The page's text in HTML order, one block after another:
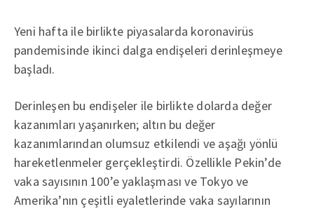
Yeni hafta ile birlikte piyasalarda koronavirüs
pandemisinde ikinci dalga endişeleri derinleşmeye
başladı.
Derinleşen bu endişeler ile birlikte dolarda değer
kazanımları yaşanırken; altın bu değer
kazanımlarından olumsuz etkilendi ve aşağı yönlü
hareketlenmeler gerçekleştirdi. Özellikle Pekin’de
vaka sayısının 100’e yaklaşması ve Tokyo ve
Amerika’nın çeşitli eyaletlerinde vaka sayılarının